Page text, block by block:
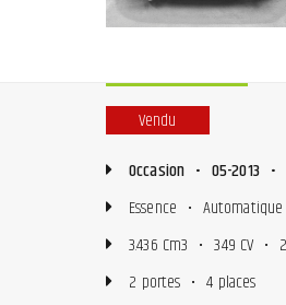
Vendu
Occasion • 05-2013 •
Essence • Automatique
3.436 Cm3 • 349 CV •
2 portes • 4 places